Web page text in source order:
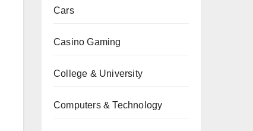
Cars
Casino Gaming
College & University
Computers & Technology